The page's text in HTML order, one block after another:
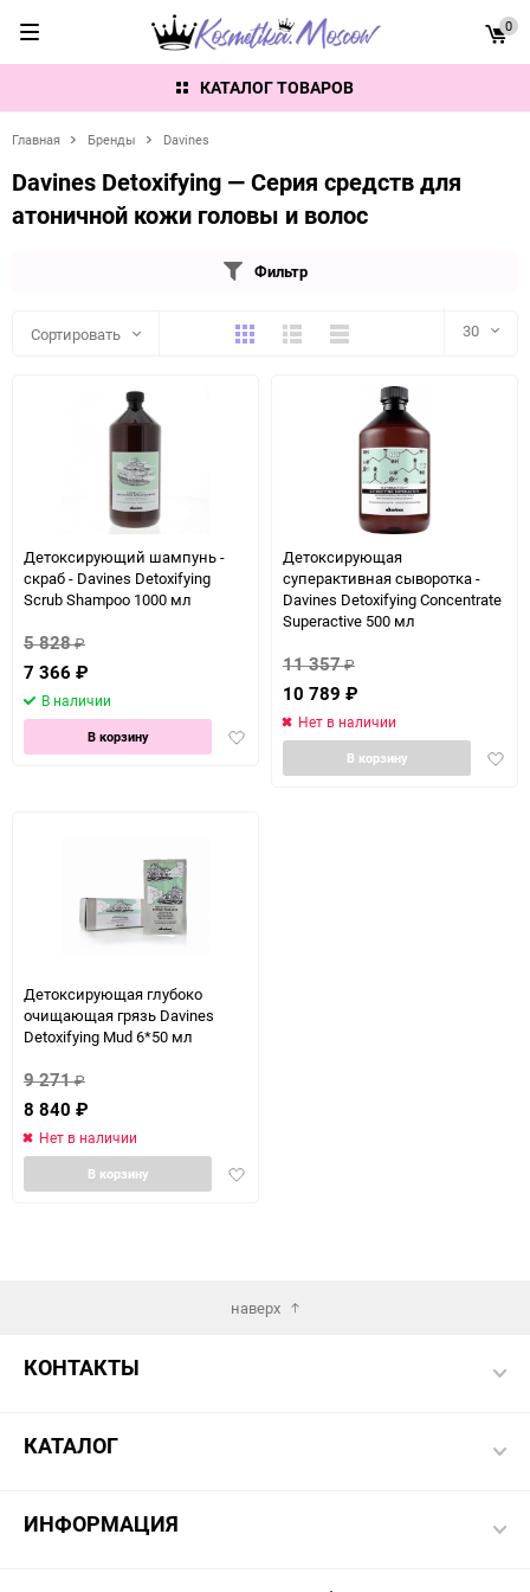
КАТАЛОГ ТОВАРОВ
0
Главная Бренды Davines
Davines Detoxifying — Серия средств для
атоничной кожи головы и волос
Фильтр
Сортировать ПлиткаПодробноКомпактно 30
Детоксирующий шампунь -
скраб - Davines Detoxifying
Scrub Shampoo 1000 мл
5 828₽
7 366 ₽
В наличии
Добавить
избранное
В корзину
Детоксирующая
суперактивная сыворотка -
Davines Detoxifying Concentrate
Superactive 500 мл
11 357₽
10 789 ₽
Нет в наличии
В корзину
Детоксирующая глубоко
очищающая грязь Davines
Detoxifying Mud 6*50 мл
9 271₽
8 840 ₽
Нет в наличии
Добавить
В корзину
наверх
КОНТАКТЫ
КАТАЛОГ
ИНФОРМАЦИЯ